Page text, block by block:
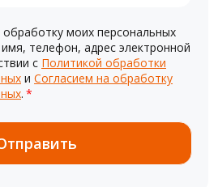
моих персональных
телефон, адрес электронной
с Политикой обработки
и Согласием на обработку
. *